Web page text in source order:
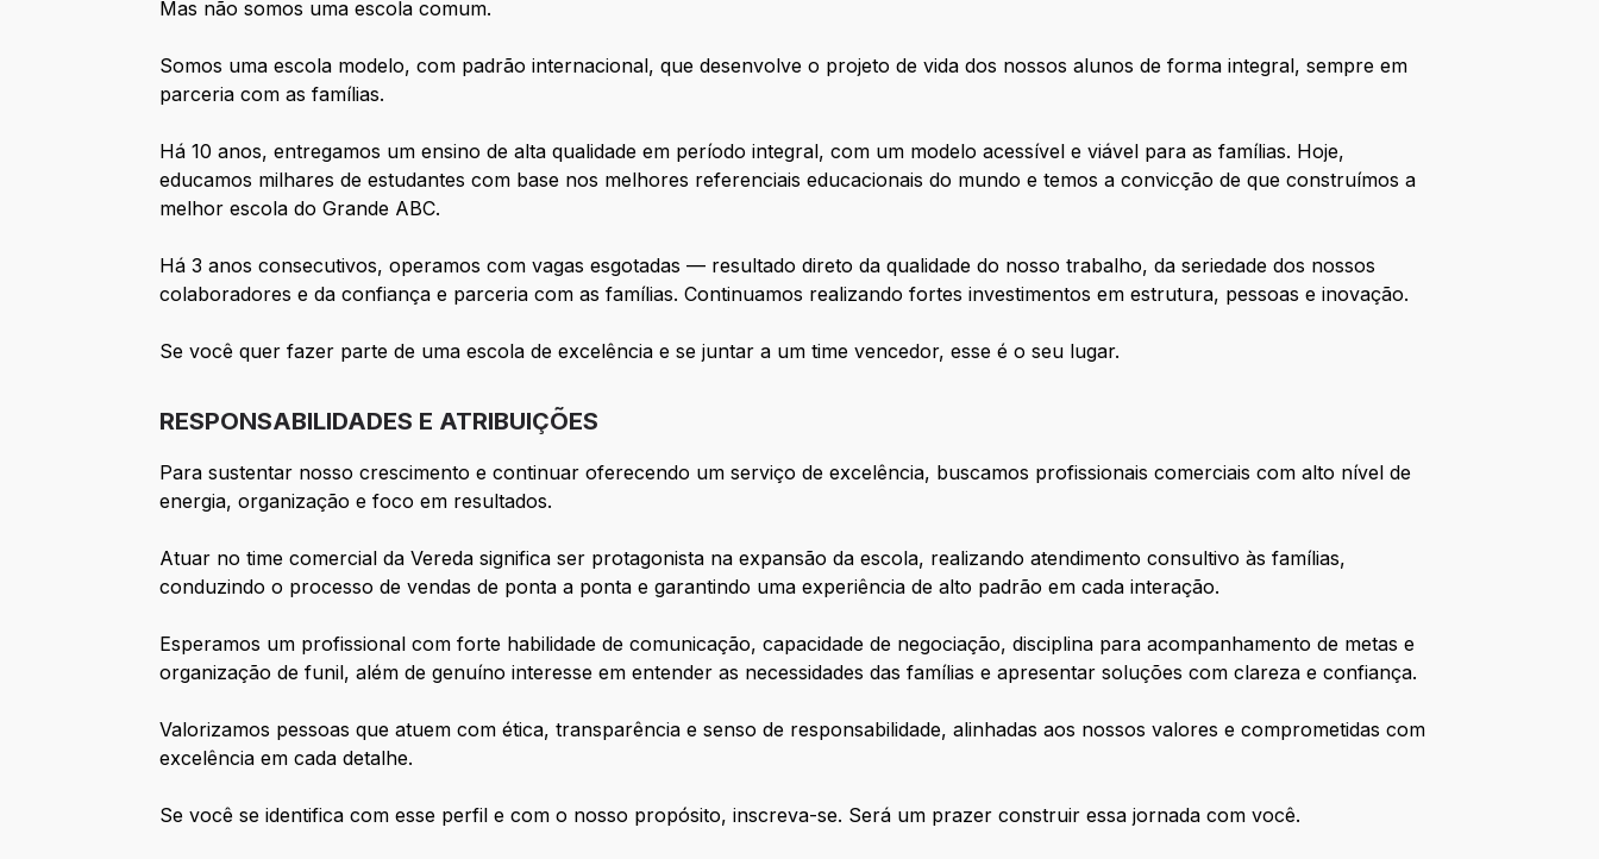
Mas não somos uma escola comum.
Somos uma escola modelo, com padrão internacional, que desenvolve o projeto de vida dos nossos alunos de forma integral, sempre em
parceria com as famílias.
Há 10 anos, entregamos um ensino de alta qualidade em período integral, com um modelo acessível e viável para as famílias. Hoje,
educamos milhares de estudantes com base nos melhores referenciais educacionais do mundo e temos a convicção de que construímos a
melhor escola do Grande ABC.
Há 3 anos consecutivos, operamos com vagas esgotadas — resultado direto da qualidade do nosso trabalho, da seriedade dos nossos
colaboradores e da confiança e parceria com as famílias. Continuamos realizando fortes investimentos em estrutura, pessoas e inovação.
Se você quer fazer parte de uma escola de excelência e se juntar a um time vencedor, esse é o seu lugar.
RESPONSABILIDADES E ATRIBUIÇÕES
Para sustentar nosso crescimento e continuar oferecendo um serviço de excelência, buscamos profissionais comerciais com alto nível de
energia, organização e foco em resultados.
Atuar no time comercial da Vereda significa ser protagonista na expansão da escola, realizando atendimento consultivo às famílias,
conduzindo o processo de vendas de ponta a ponta e garantindo uma experiência de alto padrão em cada interação.
Esperamos um profissional com forte habilidade de comunicação, capacidade de negociação, disciplina para acompanhamento de metas e
organização de funil, além de genuíno interesse em entender as necessidades das famílias e apresentar soluções com clareza e confiança.
Valorizamos pessoas que atuem com ética, transparência e senso de responsabilidade, alinhadas aos nossos valores e comprometidas com
excelência em cada detalhe.
Se você se identifica com esse perfil e com o nosso propósito, inscreva-se. Será um prazer construir essa jornada com você.